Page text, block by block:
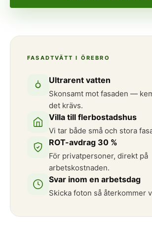
FASADTVÄTT I ÖREBRO
Ultrarent vatten
Skonsamt mot fasaden —
det krävs.
Villa till flerbostadshus
Vi tar både små och stora
ROT-avdrag 30 %
För privatpersoner, direkt på
arbetskostnaden.
Svar inom en arbetsdag
Skicka foton så återkommer